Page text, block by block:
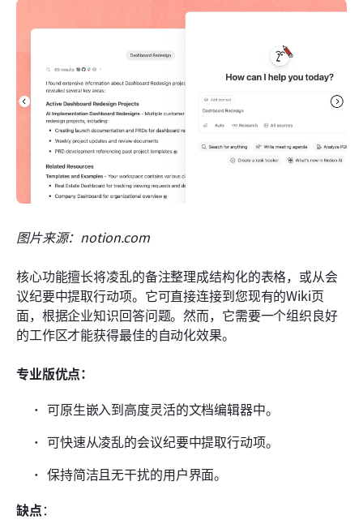
图片来源：notion.com
核心功能擅长将凌乱的备注整理成结构化的表格，或从会
议纪要中提取行动项。它可直接连接到您现有的Wiki页
面，根据企业知识回答问题。然而，它需要一个组织良好
的工作区才能获得最佳的自动化效果。
专业版优点：
可原生嵌入到高度灵活的文档编辑器中。
可快速从凌乱的会议纪要中提取行动项。
保持简洁且无干扰的用户界面。
缺点：